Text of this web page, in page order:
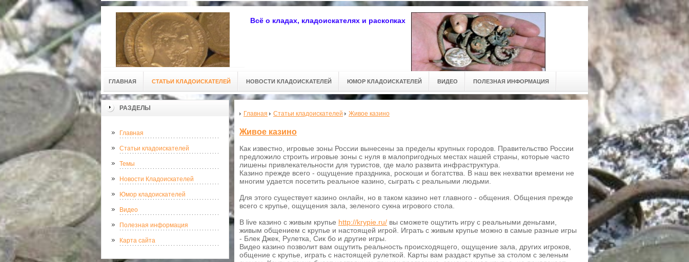
Всё о кладах, кладоискателях и раскопках
ГЛАВНАЯ СТАТЬИ КЛАДОИСКАТЕЛЕЙ НОВОСТИ КЛАДОИСКАТЕЛЕЙ ЮМОР КЛАДОИСКАТЕЛЕЙ ВИДЕО ПОЛЕЗНАЯ ИНФОРМАЦИЯ
РАЗДЕЛЫ
Главная
Статьи кладоискателей
Темы
Новости Кладоискателей
Юмор кладоискателей
Видео
Полезная информация
Карта сайта
Главная Статьи кладоискателей Живое казино
Живое казино
Как известно, игровые зоны России вынесены за пределы крупных городов. Правительство России
предложило строить игровые зоны с нуля в малопригодных местах нашей страны, которые часто
лишены привлекательности для туристов, где мало развита инфраструктура.
Казино прежде всего - ощущение праздника, роскоши и богатства. В наш век нехватки времени не
многим удается посетить реальное казино, сыграть с реальными людьми.
Для этого существует казино онлайн, но в таком казино нет главного - общения. Общения прежде
всего с крупье, ощущения зала, зеленого сукна игрового стола.
В live казино с живым крупье http://krypie.ru/ вы сможете ощутить игру с реальными деньгами,
живым общением с крупье и настоящей игрой. Играть с живым крупье можно в самые разные игры
- Блек Джек, Рулетка, Сик бо и другие игры.
Видео казино позволит вам ощутить реальность происходящего, ощущение зала, других игроков,
общение с крупье, играть с настоящей рулеткой. Карты вам раздаст крупье за столом с зеленым